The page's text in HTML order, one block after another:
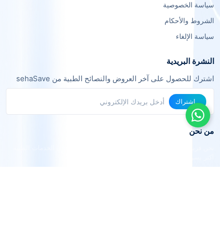
سياسة الخصوصية
الشروط والأحكام
سياسة الإلغاء
النشرة البريدية
اشترك للحصول على آخر العروض والنصائح الطبية من sehaSave
اشتراك
من نحن